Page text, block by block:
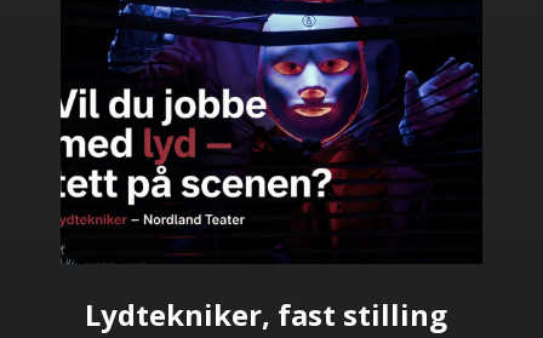
Lydtekniker, fast stilling